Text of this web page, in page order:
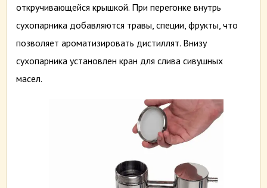
откручивающейся крышкой. При перегонке внутрь
сухопарника добавляются травы, специи, фрукты, что
позволяет ароматизировать дистиллят. Внизу
сухопарника установлен кран для слива сивушных
масел.